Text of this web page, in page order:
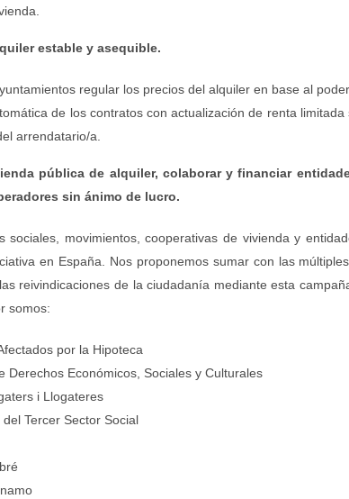
estable y asequible.
regular los precios del alquiler en base al
de los contratos con actualización de renta
arrendatario/a.
pública de alquiler, colaborar y financiar
sin ánimo de lucro.
sociales, movimientos, cooperativas de vivienda y
en España. Nos proponemos sumar con las
reivindicaciones de la ciudadanía mediante esta
somos:
por la Hipoteca
Derechos Económicos, Sociales y Culturales
i Llogateres
del Tercer Sector Social